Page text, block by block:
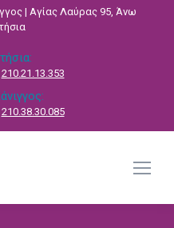
| Αγίας Λαύρας 95, Άνω
210.21.13.353
210.38.30.085